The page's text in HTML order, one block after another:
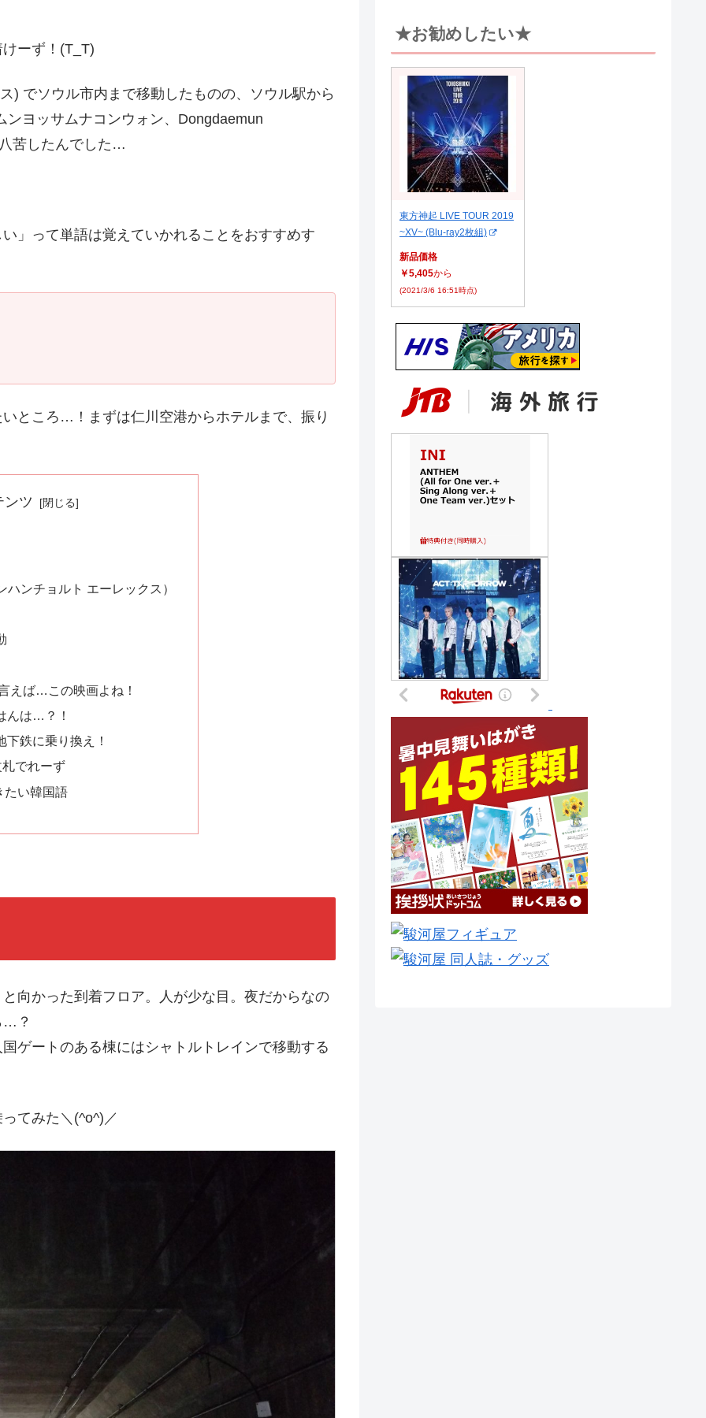
ーず！(T_T)
) でソウル市内まで移動したものの、ソウル駅から
ヨッサムナコンウォン、Dongdaemun
苦したんでした…
」って単語は覚えていかれることをおすすめす
ところ…！まずは仁川空港からホテルまで、振り
ンツ
ハンチョルト エーレックス）
えば…この映画よね！
んは…？！
鉄に乗り換え！
でれーず
たい韓国語
向かった到着フロア。人が少な目。夜だからなの
…？
ゲートのある棟にはシャトルトレインで移動する
てみた＼(^o^)／
★お勧めしたい★
東方神起 LIVE TOUR 2019
~XV~ (Blu-ray2枚組)
新品価格
￥5,405から
(2021/3/6 16:51時点)